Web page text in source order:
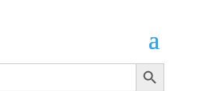
Search Button